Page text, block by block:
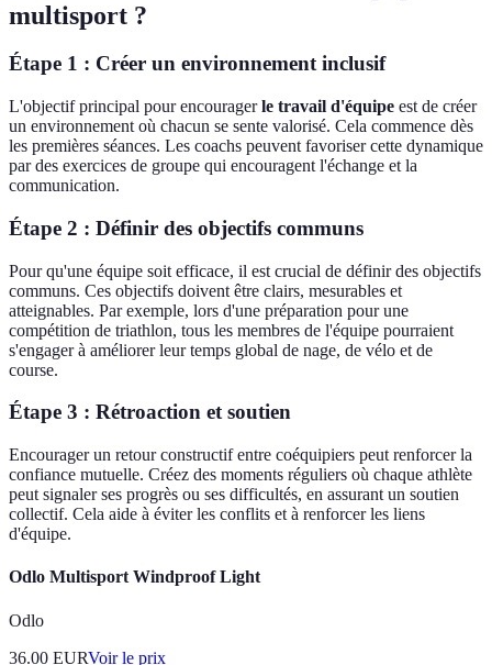
multisport ?
Étape 1 : Créer un environnement inclusif
L'objectif principal pour encouragerle travail d'équipe est de créer
un environnement où chacun se sente valorisé. Cela commence dès
les premières séances. Les coachs peuvent favoriser cette dynamique
par des exercices de groupe qui encouragent l'échange et la
communication.
Étape 2 : Définir des objectifs communs
Pour qu'une équipe soit efficace, il est crucial de définir des objectifs
communs. Ces objectifs doivent être clairs, mesurables et
atteignables. Par exemple, lors d'une préparation pour une
compétition de triathlon, tous les membres de l'équipe pourraient
s'engager à améliorer leur temps global de nage, de vélo et de
course.
Étape 3 : Rétroaction et soutien
Encourager un retour constructif entre coéquipiers peut renforcer la
confiance mutuelle. Créez des moments réguliers où chaque athlète
peut signaler ses progrès ou ses difficultés, en assurant un soutien
collectif. Cela aide à éviter les conflits et à renforcer les liens
d'équipe.
Odlo Multisport Windproof Light
Odlo
36.00 EURVoir le prix